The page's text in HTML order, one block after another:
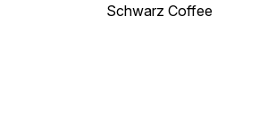
Schwarz Coffee